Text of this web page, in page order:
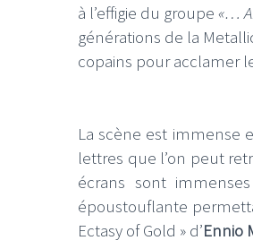
à l’effigie du groupe «…
générations de la
copains pour acclamer
La scène est immense
lettres que l’on peut
écrans sont
époustouflante
Ectasy of Gold » d’Ennio
LE GROS RIFFIFI
LE GROS RIFFIFI –
Christmas Riffifi